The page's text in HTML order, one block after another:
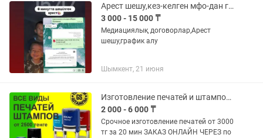
Арест шешу,кез-келген мфо-дан график алу
3 000 - 15 000 ₸
Медиациялық договорлар,Арест
шешу,график алу
Шымкент, 21 июня
Изготовление печатей и штампов за 20 минут
2 000 - 6 000 ₸
Срочное изготовление печатей от 3000
тг за 20 мин ЗАКАЗ ОНЛАЙН ЧЕРЕЗ по